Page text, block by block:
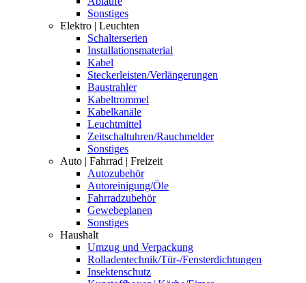
Sonstiges
Elektro | Leuchten
Schalterserien
Installationsmaterial
Kabel
Steckerleisten/Verlängerungen
Baustrahler
Kabeltrommel
Kabelkanäle
Leuchtmittel
Zeitschaltuhren/Rauchmelder
Sonstiges
Auto | Fahrrad | Freizeit
Autozubehör
Autoreinigung/Öle
Fahrradzubehör
Gewebeplanen
Sonstiges
Haushalt
Umzug und Verpackung
Rolladentechnik/Tür-/Fensterdichtungen
Insektenschutz